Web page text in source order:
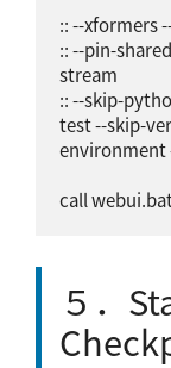
:: --xformers
:: --pin-
stream
:: --skip-
test --skip-
environment
５．